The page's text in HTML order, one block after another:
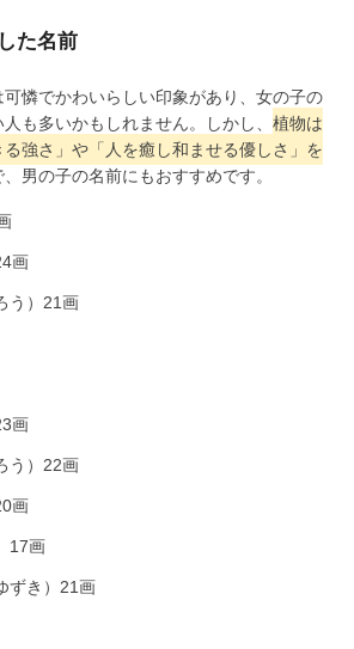
た名前
憐でかわいらしい印象があり、女の子の
も多いかもしれません。しかし、 植物は
強さ」や「人を癒し和ませる優しさ」を
、男の子の名前にもおすすめです。
画
う）21画
画
う）22画
画
17画
ずき）21画